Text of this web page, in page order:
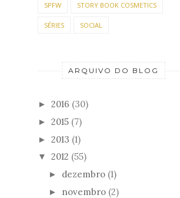
SPFW STORY BOOK COSMETICS
SÉRIES SOCIAL
ARQUIVO DO BLOG
► 2016 (30)
► 2015 (7)
► 2013 (1)
▼ 2012 (55)
► dezembro (1)
► novembro (2)